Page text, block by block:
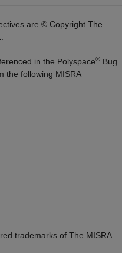
are © Copyright The
in the Polyspace® Bug
the following MISRA
trademarks of The MISRA